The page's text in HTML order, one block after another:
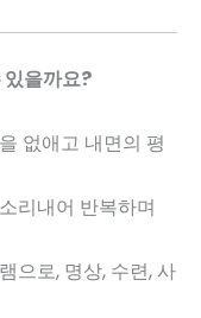
있을까요?
없애고 내면의 평
리내어 반복하며
으로, 명상, 수련, 사